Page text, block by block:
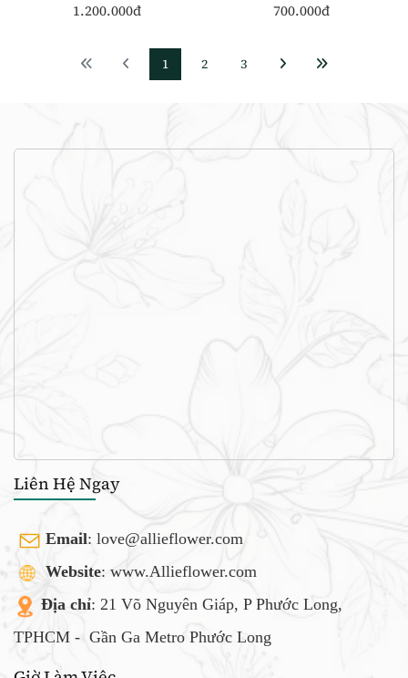
1.200.000đ 700.000đ
1 2 3
Liên Hệ Ngay
Email: love@allieflower.com
Website: www.Allieflower.com
Địa chỉ: 21 Võ Nguyên Giáp, P Phước Long,
TPHCM - Gần Ga Metro Phước Long